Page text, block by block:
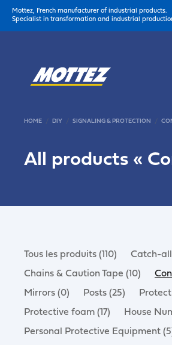
Mottez, French manufacturer of industrial products.
Specialist in transformation and industrial
HOME DIY SIGNALING & PROTECTION
All products «
Tous les produits (110)
Catch-
Chains & Caution Tape (10)
Mirrors (0)
Posts (25)
Protective foam (17)
House
Personal Protective Equipment